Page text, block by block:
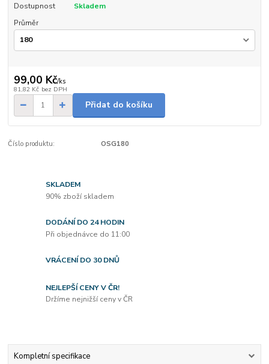
Dostupnost
Skladem
Průměr
99,00 Kč/ks
81,82 Kč bez DPH
Přidat do košíku
Číslo produktu: OSG180
SKLADEM
90% zboží skladem
DODÁNÍ DO 24 HODIN
Při objednávce do 11:00
VRÁCENÍ DO 30 DNŮ
NEJLEPŠÍ CENY V ČR!
Držíme nejnižší ceny v ČR
Kompletní specifikace